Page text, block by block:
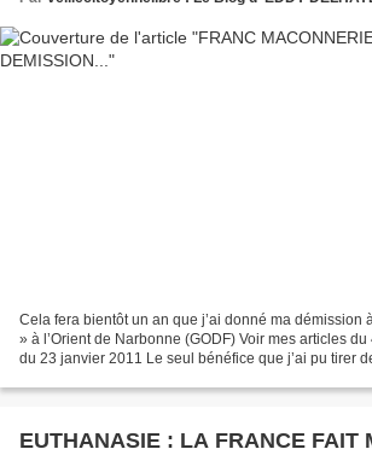
Cela fera bientôt un an que j’ai donné ma démission
» à l’Orient de Narbonne (GODF) Voir mes articles
du 23 janvier 2011 Le seul bénéfice que j’ai pu tirer
EUTHANASIE : LA FRANCE FAIT